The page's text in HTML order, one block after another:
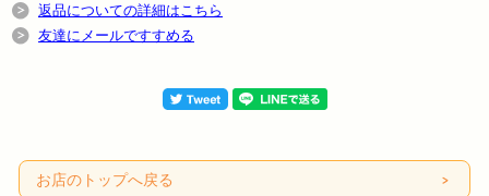
返品についての詳細はこちら
友達にメールですすめる
お店のトップへ戻る